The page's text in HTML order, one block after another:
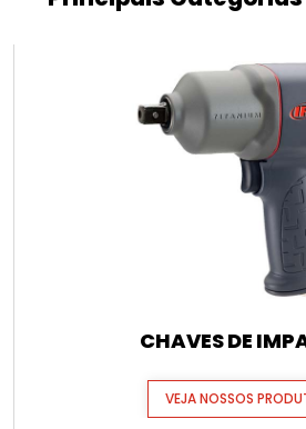
CHAVES DE
VEJA NOSSOS